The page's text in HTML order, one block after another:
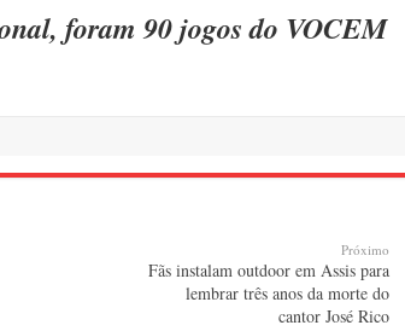
foram 90 jogos do VOCEM
Próximo
Fãs instalam outdoor em Assis para
lembrar três anos da morte do
cantor José Rico